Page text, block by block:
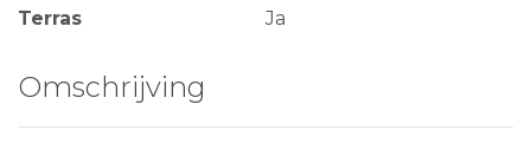
Terras
Ja
Omschrijving